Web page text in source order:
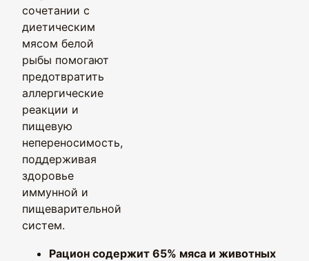
сочетании с
диетическим
мясом белой
рыбы помогают
предотвратить
аллергические
реакции и
пищевую
непереносимость,
поддерживая
здоровье
иммунной и
пищеварительной
систем.
Рацион содержит 65% мяса и животных